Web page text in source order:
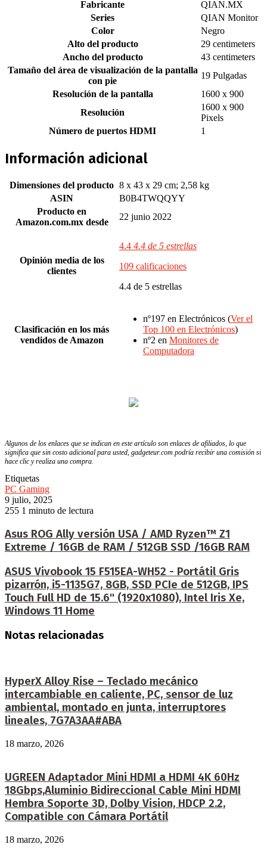
Fabricante
‎QIAN.MX
Series
‎QIAN Monitor
Color
‎Negro
Alto del producto
‎29 centimeters
Ancho del producto
‎43 centimeters
Tamaño del área de visualización de la pantalla
con pie
‎19 Pulgadas
Resolución de la pantalla
‎1600 x 900
Resolución
‎1600 x 900
Pixels
Número de puertos HDMI
‎1
Información adicional
Dimensiones del producto 8 x 43 x 29 cm; 2,58 kg
ASIN
B0B4TWQQYY
Producto en
Amazon.com.mx desde
22 junio 2022
Opinión media de los
clientes
4.4 4.4 de 5 estrellas
109 calificaciones
4.4 de 5 estrellas
Clasificación en los más
vendidos de Amazon
nº197 en Electrónicos (Ver el
Top 100 en Electrónicos)
nº2 en Monitores de
Computadora
Algunos de los enlaces que se indican en este artículo son enlaces de afiliados, lo que
significa que sin costo adicional para usted, gadgeteur.com podría recibir una comisión si
hace clic y realiza una compra.
Etiquetas
PC Gaming
9 julio, 2025
255 1 minuto de lectura
Asus ROG Ally versión USA / AMD Ryzen™ Z1
Extreme / 16GB de RAM / 512GB SSD /16GB RAM
ASUS Vivobook 15 F515EA-WH52 - Portátil Gris
pizarrón, i5-1135G7, 8GB, SSD PCIe de 512GB, IPS
Touch Full HD de 15.6" (1920x1080), Intel Iris Xe,
Windows 11 Home
Notas relacionadas
HyperX Alloy Rise – Teclado mecánico
intercambiable en caliente, PC, sensor de luz
ambiental, montado en junta, interruptores
lineales, 7G7A3AA#ABA
18 marzo, 2026
UGREEN Adaptador Mini HDMI a HDMI 4K 60Hz
18Gbps,Aluminio Bidireccional Cable Mini HDMI
Hembra Soporte 3D, Dolby Vision, HDCP 2.2,
Compatible con Cámara Portátil
18 marzo, 2026